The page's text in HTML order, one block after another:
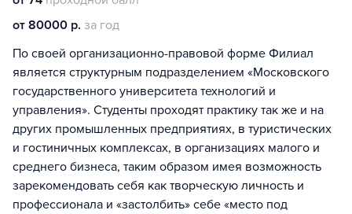
от 80000 р. за год
По своей организационно-правовой форме Филиал
является структурным подразделением «Московского
государственного университета технологий и
управления». Студенты проходят практику так же и на
других промышленных предприятиях, в туристических
и гостиничных комплексах, в организациях малого и
среднего бизнеса, таким образом имея возможность
зарекомендовать себя как творческую личность и
профессионала и «застолбить» себе «место под